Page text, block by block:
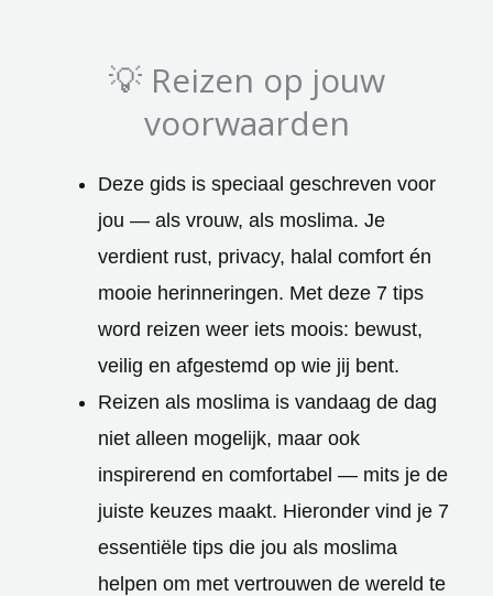
💡 Reizen op jouw
voorwaarden
Deze gids is speciaal geschreven voor
jou — als vrouw, als moslima. Je
verdient rust, privacy, halal comfort én
mooie herinneringen. Met deze 7 tips
word reizen weer iets moois: bewust,
veilig en afgestemd op wie jij bent.
Reizen als moslima is vandaag de dag
niet alleen mogelijk, maar ook
inspirerend en comfortabel — mits je de
juiste keuzes maakt. Hieronder vind je 7
essentiële tips die jou als moslima
helpen om met vertrouwen de wereld te